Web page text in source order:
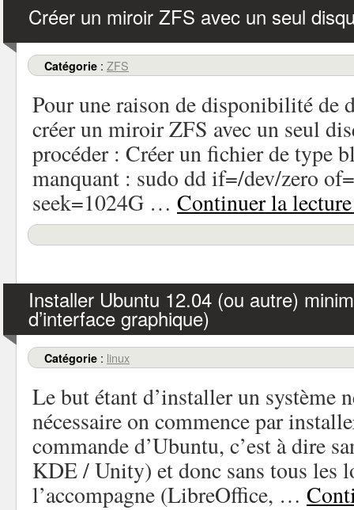
Créer un miroir ZFS avec un seul
Catégorie : ZFS
Pour une raison de disponibilité de
créer un miroir ZFS avec un seul
procéder : Créer un fichier de type
manquant : sudo dd if=/dev/zero
seek=1024G … Continuer la
Installer Ubuntu 12.04 (ou autre)
d’interface graphique)
Catégorie : linux
Le but étant d’installer un système
nécessaire on commence par
commande d’Ubuntu, c’est à dire
KDE / Unity) et donc sans tous les
l’accompagne (LibreOffice, …